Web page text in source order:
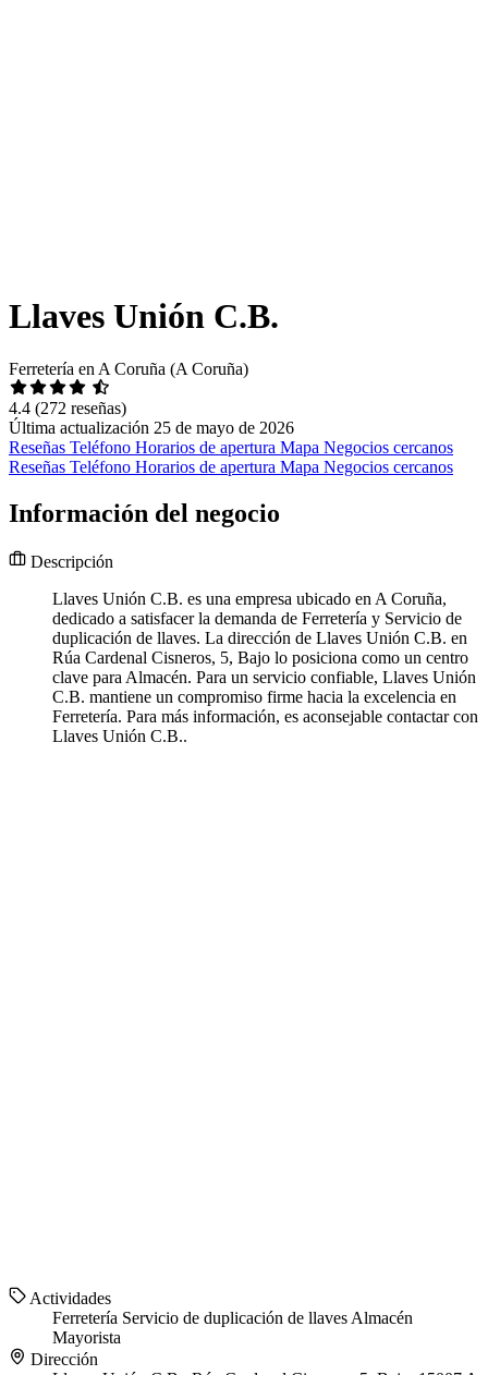
Llaves Unión C.B.
Ferretería en A Coruña (A Coruña)
4.4 (272 reseñas)
Última actualización 25 de mayo de 2026
Reseñas Teléfono Horarios de apertura Mapa Negocios cercanos
Reseñas Teléfono Horarios de apertura Mapa Negocios cercanos
Información del negocio
Descripción
Llaves Unión C.B. es una empresa ubicado en A Coruña,
dedicado a satisfacer la demanda de Ferretería y Servicio de
duplicación de llaves. La dirección de Llaves Unión C.B. en
Rúa Cardenal Cisneros, 5, Bajo lo posiciona como un centro
clave para Almacén. Para un servicio confiable, Llaves Unión
C.B. mantiene un compromiso firme hacia la excelencia en
Ferretería. Para más información, es aconsejable contactar con
Llaves Unión C.B..
Actividades
Ferretería Servicio de duplicación de llaves Almacén
Mayorista
Dirección